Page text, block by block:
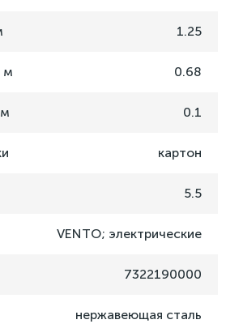
1.25
м 0.68
0.1
картон
5.5
VENTO; электрические
7322190000
нержавеющая сталь